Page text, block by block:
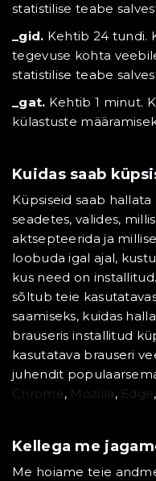
statistilise teabe
_gid. Kehtib 24 tundi.
tegevuse kohta
statistilise teabe
_gat. Kehtib 1 minut.
külastuste
Kuidas saab
Küpsiseid saab
seadetes, valides,
aktsepteerida ja
loobuda igal ajal,
kus need on
sõltub teie
saamiseks, kuidas
brauseris installitud
kasutatava brauseri
juhendit
Chrome, Mozilla, Edge,
Kellega me
Me hoiame teie